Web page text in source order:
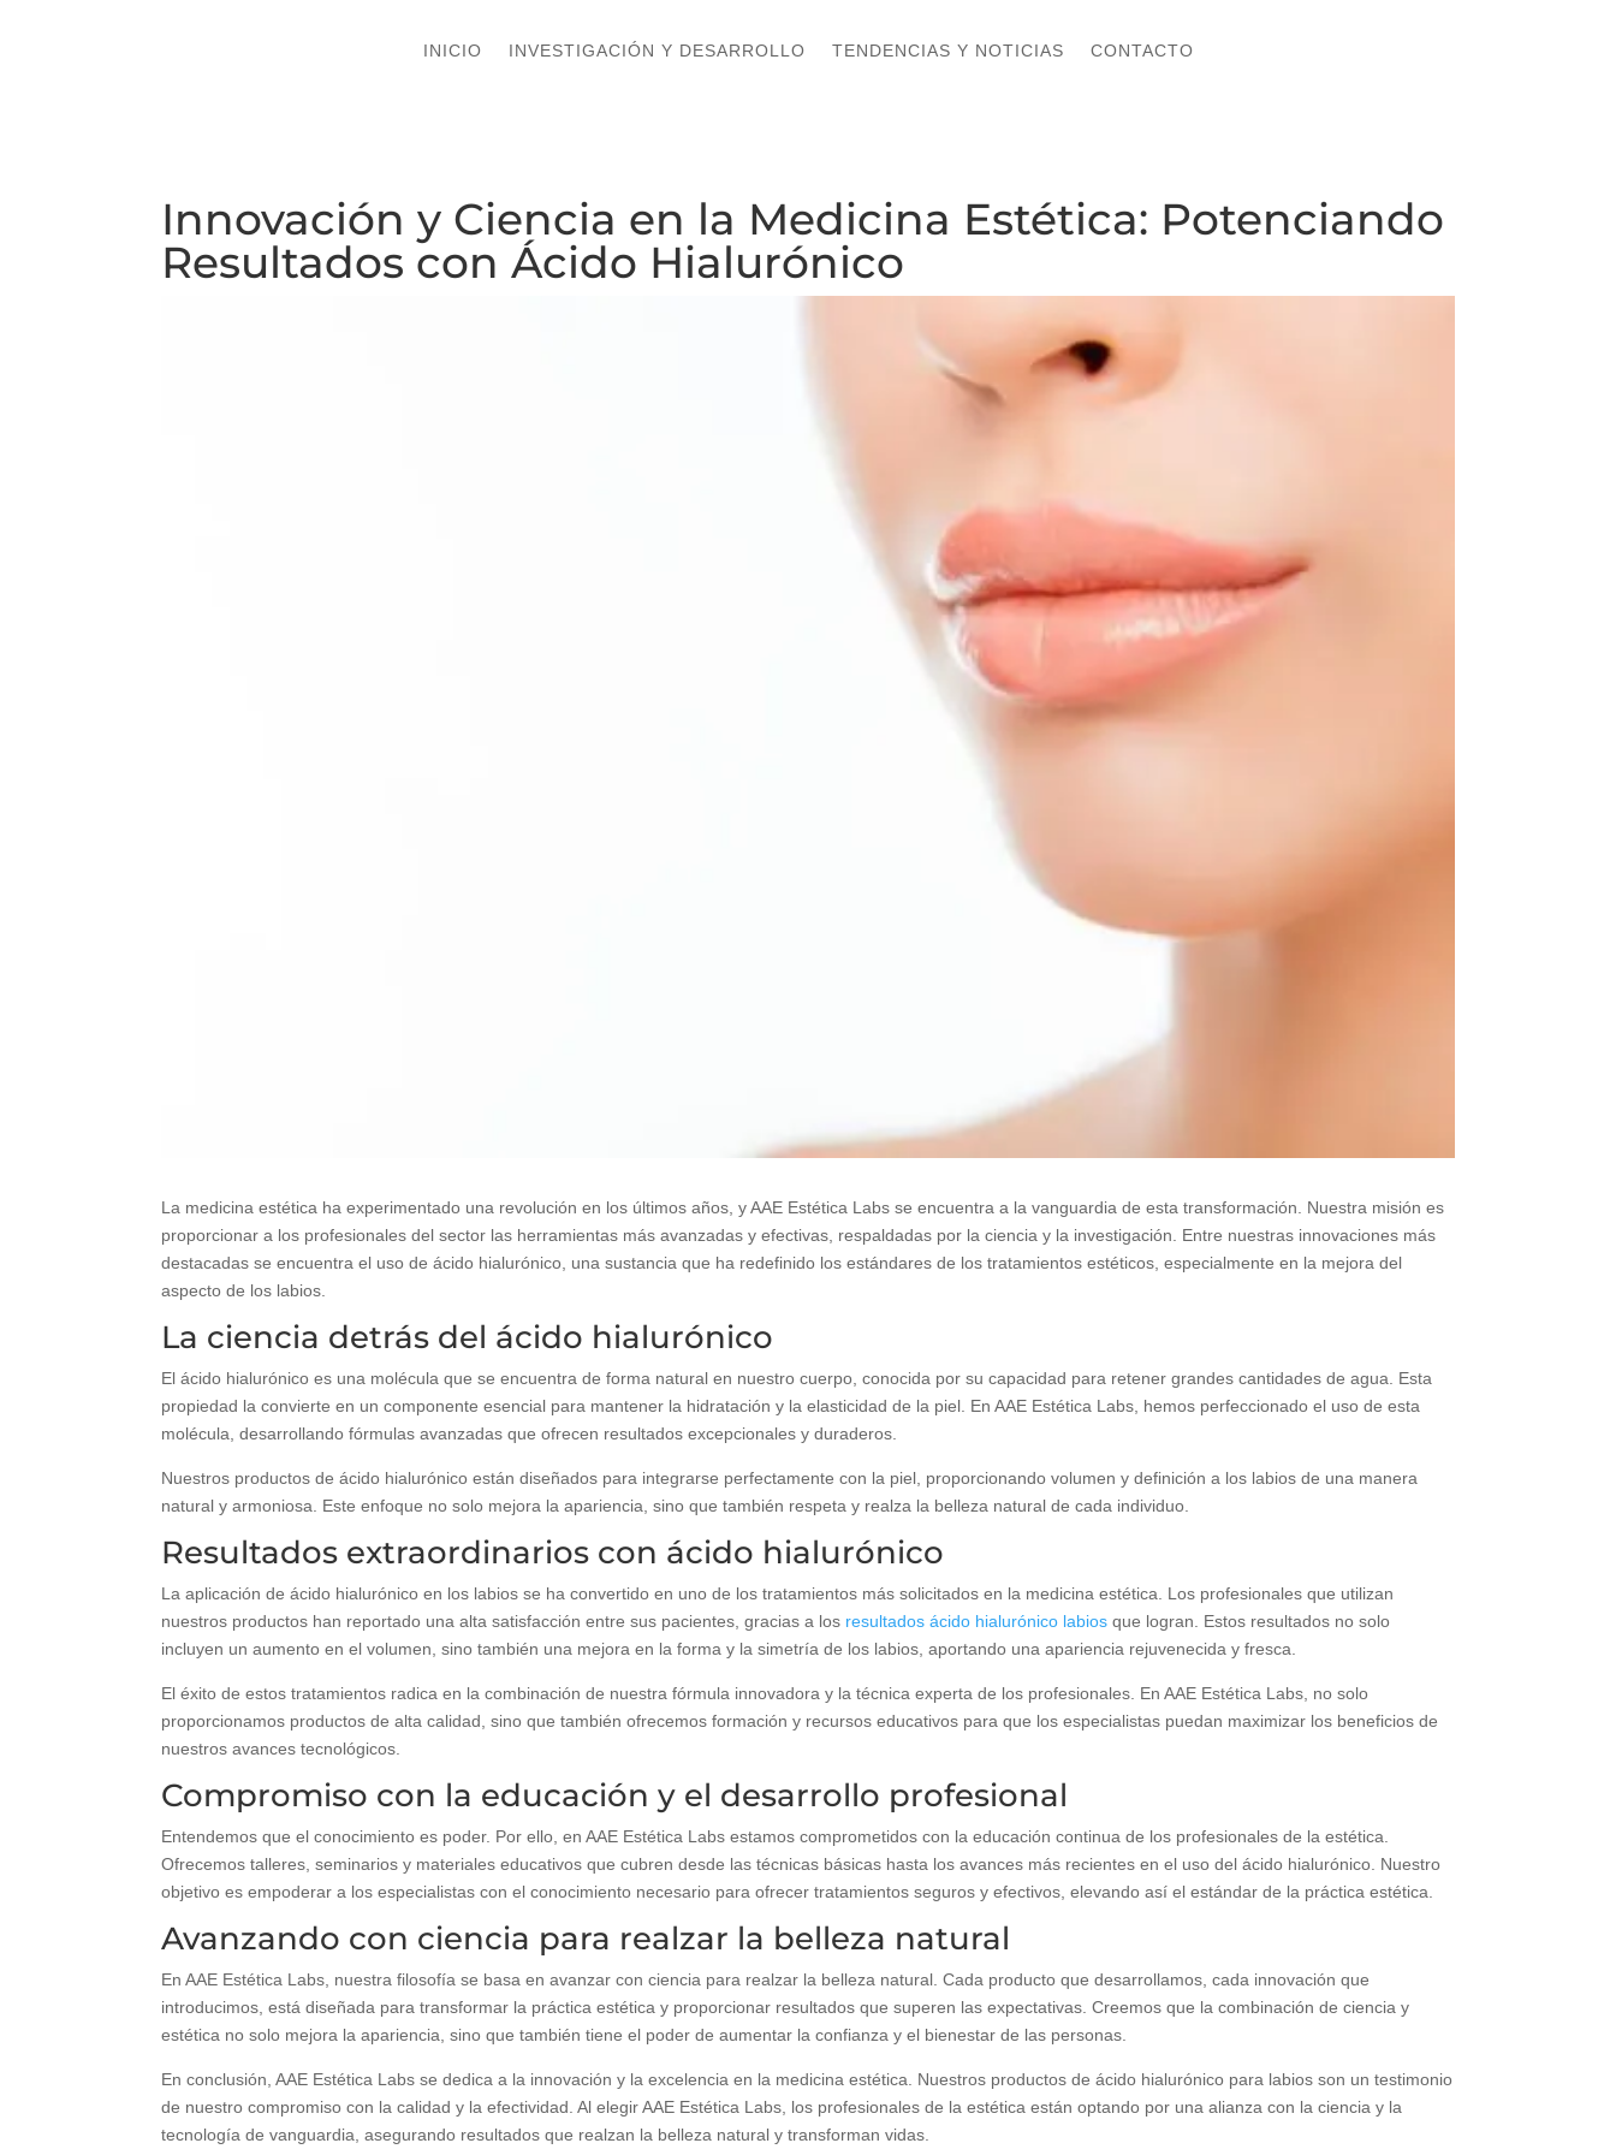
INICIO INVESTIGACIÓN Y DESARROLLO TENDENCIAS Y NOTICIAS CONTACTO
INICIO INVESTIGACIÓN Y DESARROLLO TENDENCIAS Y NOTICIAS CONTACTO
Innovación y Ciencia en la Medicina Estética: Potenciando
Resultados con Ácido Hialurónico
La medicina estética ha experimentado una revolución en los últimos años, y AAE Estética Labs se encuentra a la vanguardia de esta transformación. Nuestra misión es
proporcionar a los profesionales del sector las herramientas más avanzadas y efectivas, respaldadas por la ciencia y la investigación. Entre nuestras innovaciones más
destacadas se encuentra el uso de ácido hialurónico, una sustancia que ha redefinido los estándares de los tratamientos estéticos, especialmente en la mejora del
aspecto de los labios.
La ciencia detrás del ácido hialurónico
El ácido hialurónico es una molécula que se encuentra de forma natural en nuestro cuerpo, conocida por su capacidad para retener grandes cantidades de agua. Esta
propiedad la convierte en un componente esencial para mantener la hidratación y la elasticidad de la piel. En AAE Estética Labs, hemos perfeccionado el uso de esta
molécula, desarrollando fórmulas avanzadas que ofrecen resultados excepcionales y duraderos.
Nuestros productos de ácido hialurónico están diseñados para integrarse perfectamente con la piel, proporcionando volumen y definición a los labios de una manera
natural y armoniosa. Este enfoque no solo mejora la apariencia, sino que también respeta y realza la belleza natural de cada individuo.
Resultados extraordinarios con ácido hialurónico
La aplicación de ácido hialurónico en los labios se ha convertido en uno de los tratamientos más solicitados en la medicina estética. Los profesionales que utilizan
nuestros productos han reportado una alta satisfacción entre sus pacientes, gracias a los resultados ácido hialurónico labiosque logran. Estos resultados no solo
incluyen un aumento en el volumen, sino también una mejora en la forma y la simetría de los labios, aportando una apariencia rejuvenecida y fresca.
El éxito de estos tratamientos radica en la combinación de nuestra fórmula innovadora y la técnica experta de los profesionales. En AAE Estética Labs, no solo
proporcionamos productos de alta calidad, sino que también ofrecemos formación y recursos educativos para que los especialistas puedan maximizar los beneficios de
nuestros avances tecnológicos.
Compromiso con la educación y el desarrollo profesional
Entendemos que el conocimiento es poder. Por ello, en AAE Estética Labs estamos comprometidos con la educación continua de los profesionales de la estética.
Ofrecemos talleres, seminarios y materiales educativos que cubren desde las técnicas básicas hasta los avances más recientes en el uso del ácido hialurónico. Nuestro
objetivo es empoderar a los especialistas con el conocimiento necesario para ofrecer tratamientos seguros y efectivos, elevando así el estándar de la práctica estética.
Avanzando con ciencia para realzar la belleza natural
En AAE Estética Labs, nuestra filosofía se basa en avanzar con ciencia para realzar la belleza natural. Cada producto que desarrollamos, cada innovación que
introducimos, está diseñada para transformar la práctica estética y proporcionar resultados que superen las expectativas. Creemos que la combinación de ciencia y
estética no solo mejora la apariencia, sino que también tiene el poder de aumentar la confianza y el bienestar de las personas.
En conclusión, AAE Estética Labs se dedica a la innovación y la excelencia en la medicina estética. Nuestros productos de ácido hialurónico para labios son un testimonio
de nuestro compromiso con la calidad y la efectividad. Al elegir AAE Estética Labs, los profesionales de la estética están optando por una alianza con la ciencia y la
tecnología de vanguardia, asegurando resultados que realzan la belleza natural y transforman vidas.